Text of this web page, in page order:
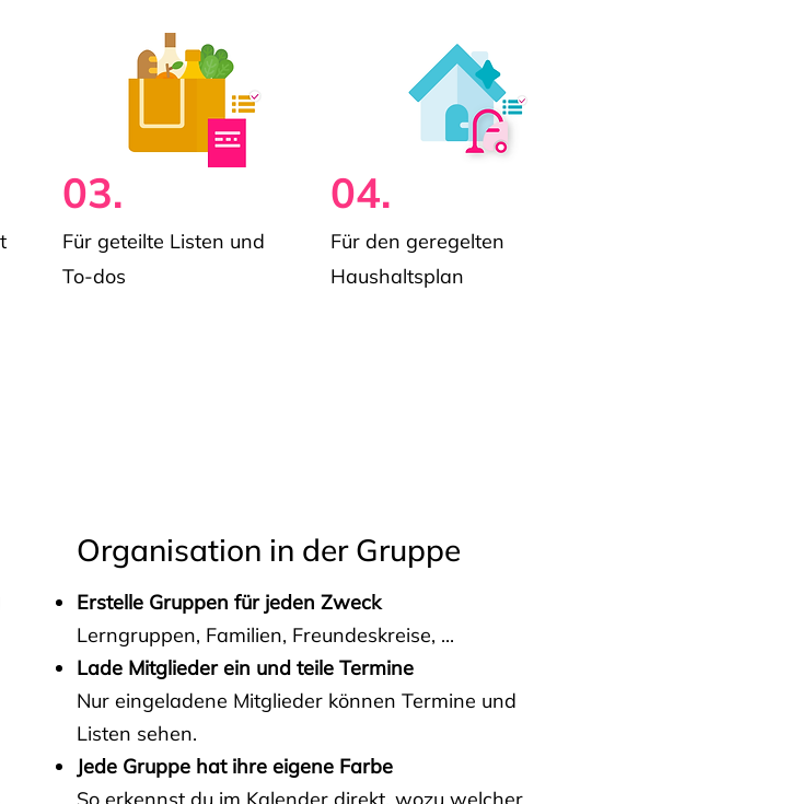
03.
Für geteilte Listen und
To-dos
04.
Für den geregelten
Haushaltsplan
Organisation in der Gruppe
Erstelle Gruppen für jeden Zweck
Lerngruppen, Familien, Freundeskreise, ...
Lade Mitglieder ein und teile Termine
Nur eingeladene Mitglieder können Termine und
Listen sehen.
Jede Gruppe hat ihre eigene Farbe